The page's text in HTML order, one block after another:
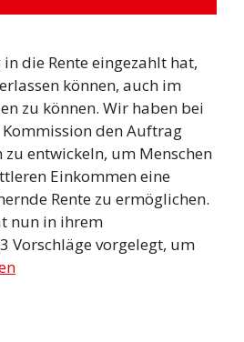
die Rente eingezahlt hat,
können, auch im
zu können. Wir haben bei
den Auftrag
zu entwickeln, um Menschen
Einkommen eine
Rente zu ermöglichen.
nun in ihrem
Vorschläge vorgelegt, um